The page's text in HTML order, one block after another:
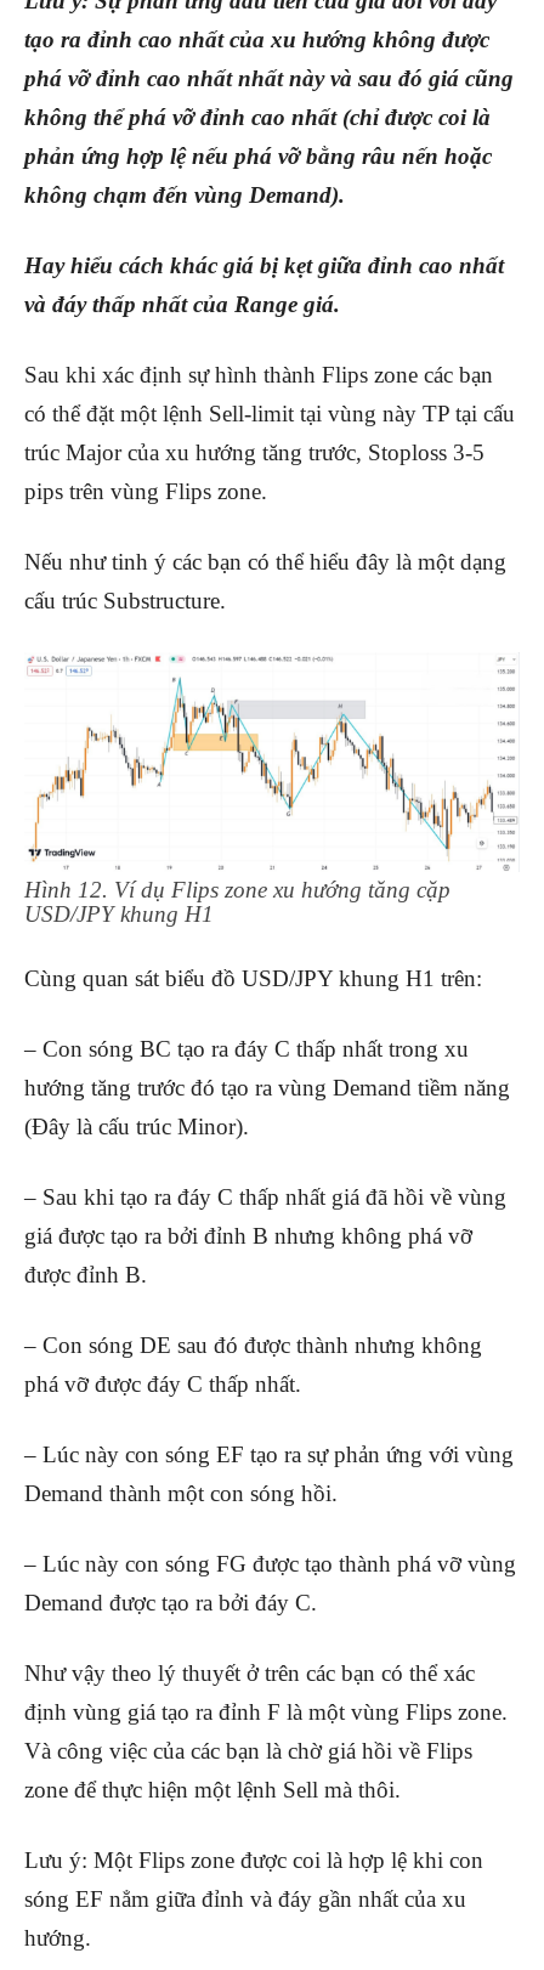
tạo ra đỉnh cao nhất của xu hướng không được
phá vỡ đỉnh cao nhất nhất này và sau đó giá cũng
không thể phá vỡ đỉnh cao nhất (chỉ được coi là
phản ứng hợp lệ nếu phá vỡ bằng râu nến hoặc
không chạm đến vùng Demand).
Hay hiểu cách khác giá bị kẹt giữa đỉnh cao nhất
và đáy thấp nhất của Range giá.
Sau khi xác định sự hình thành Flips zone các bạn
có thể đặt một lệnh Sell-limit tại vùng này TP tại cấu
trúc Major của xu hướng tăng trước, Stoploss 3-5
pips trên vùng Flips zone.
Nếu như tinh ý các bạn có thể hiểu đây là một dạng
cấu trúc Substructure.
Hình 12. Ví dụ Flips zone xu hướng tăng cặp
USD/JPY khung H1
Cùng quan sát biểu đồ USD/JPY khung H1 trên:
– Con sóng BC tạo ra đáy C thấp nhất trong xu
hướng tăng trước đó tạo ra vùng Demand tiềm năng
(Đây là cấu trúc Minor).
– Sau khi tạo ra đáy C thấp nhất giá đã hồi về vùng
giá được tạo ra bởi đỉnh B nhưng không phá vỡ
được đỉnh B.
– Con sóng DE sau đó được thành nhưng không
phá vỡ được đáy C thấp nhất.
– Lúc này con sóng EF tạo ra sự phản ứng với vùng
Demand thành một con sóng hồi.
– Lúc này con sóng FG được tạo thành phá vỡ vùng
Demand được tạo ra bởi đáy C.
Như vậy theo lý thuyết ở trên các bạn có thể xác
định vùng giá tạo ra đỉnh F là một vùng Flips zone.
Và công việc của các bạn là chờ giá hồi về Flips
zone để thực hiện một lệnh Sell mà thôi.
Lưu ý: Một Flips zone được coi là hợp lệ khi con
sóng EF nẳm giữa đỉnh và đáy gần nhất của xu
hướng.